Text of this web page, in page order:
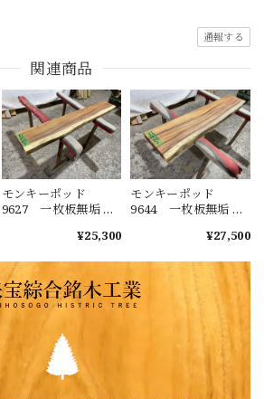
通報する
関連商品
モンキーポッド
9627 一枚板無垢 乾
ｘ40mm カウンタ
ル ダイニングテー
ブル
¥25,300
モンキーポッド
9644 一枚板無垢 乾
ｘ50mm カウンタ
ル ダイニングテー
ブル
¥27,500